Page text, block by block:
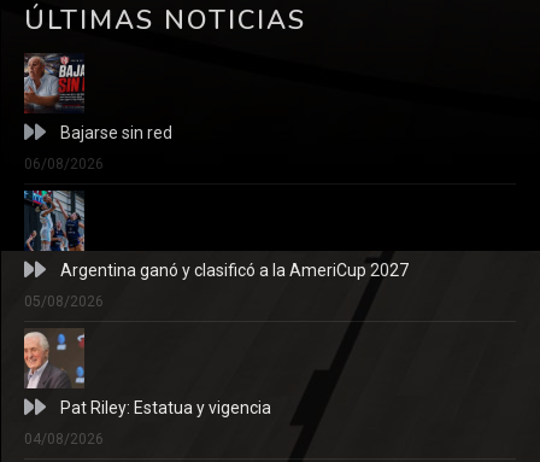
ÚLTIMAS NOTICIAS
Bajarse sin red
06/08/2026
Argentina ganó y clasificó a la AmeriCup 2027
05/08/2026
Pat Riley: Estatua y vigencia
04/08/2026